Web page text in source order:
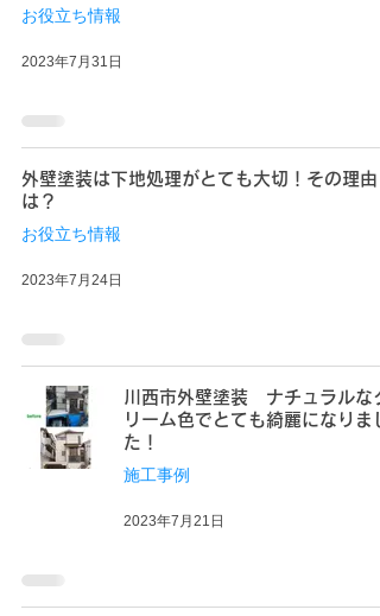
お役立ち情報
2023年7月31日
外壁塗装は下地処理がとても大切！その理由
は？
お役立ち情報
2023年7月24日
川西市外壁塗装 ナチュラルな
リーム色でとても綺麗になりま
た！
施工事例
2023年7月21日